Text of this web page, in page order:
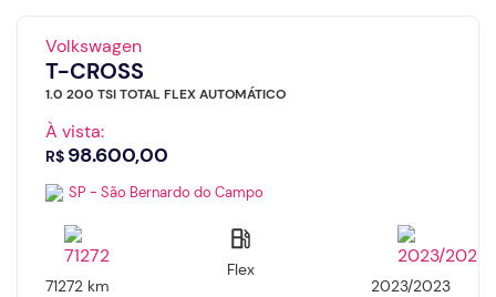
Volkswagen
T-CROSS
1.0 200 TSI TOTAL FLEX AUTOMÁTICO
À vista:
R$ 98.600,00
SP - São Bernardo do Campo
71272 km
Flex
2023/2023